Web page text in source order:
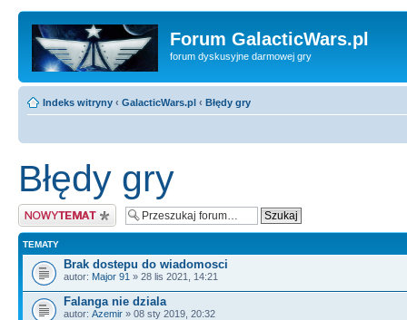
Forum GalacticWars.pl
forum dyskusyjne darmowej gry
Indeks witryny ‹ GalacticWars.pl ‹ Błędy gry
Błędy gry
Nowy temat
TEMATY
Brak dostepu do wiadomosci
autor: Major 91 » 28 lis 2021, 14:21
Falanga nie dziala
autor: Azemir » 08 sty 2019, 20:32